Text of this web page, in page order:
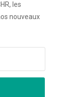
les
nouveaux